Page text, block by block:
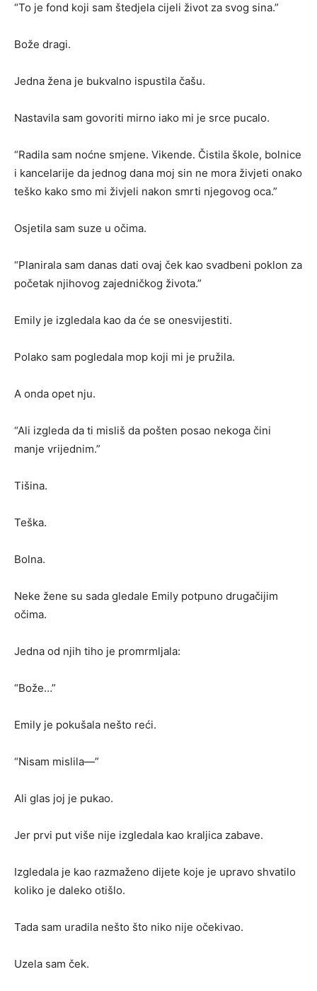
“To je fond koji sam štedjela cijeli život za svog sina.”
Bože dragi.
Jedna žena je bukvalno ispustila čašu.
Nastavila sam govoriti mirno iako mi je srce pucalo.
“Radila sam noćne smjene. Vikende. Čistila škole, bolnice
i kancelarije da jednog dana moj sin ne mora živjeti onako
teško kako smo mi živjeli nakon smrti njegovog oca.”
Osjetila sam suze u očima.
“Planirala sam danas dati ovaj ček kao svadbeni poklon za
početak njihovog zajedničkog života.”
Emily je izgledala kao da će se onesvijestiti.
Polako sam pogledala mop koji mi je pružila.
A onda opet nju.
“Ali izgleda da ti misliš da pošten posao nekoga čini
manje vrijednim.”
Tišina.
Teška.
Bolna.
Neke žene su sada gledale Emily potpuno drugačijim
očima.
Jedna od njih tiho je promrmljala:
“Bože…”
Emily je pokušala nešto reći.
“Nisam mislila—”
Ali glas joj je pukao.
Jer prvi put više nije izgledala kao kraljica zabave.
Izgledala je kao razmaženo dijete koje je upravo shvatilo
koliko je daleko otišlo.
Tada sam uradila nešto što niko nije očekivao.
Uzela sam ček.